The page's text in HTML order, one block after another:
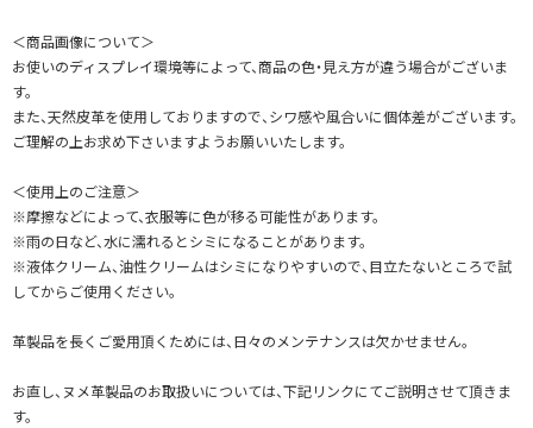
＜商品画像について＞
お使いのディスプレイ環境等によって、商品の色・見え方が違う場合がございま
す。
また、天然皮革を使用しておりますので、シワ感や風合いに個体差がございます。
ご理解の上お求め下さいますようお願いいたします。
＜使用上のご注意＞
※摩擦などによって、衣服等に色が移る可能性があります。
※雨の日など、水に濡れるとシミになることがあります。
※液体クリーム、油性クリームはシミになりやすいので、目立たないところで試
してからご使用ください。
革製品を長くご愛用頂くためには、日々のメンテナンスは欠かせません。
お直し、ヌメ革製品のお取扱いについては、下記リンクにてご説明させて頂きま
す。